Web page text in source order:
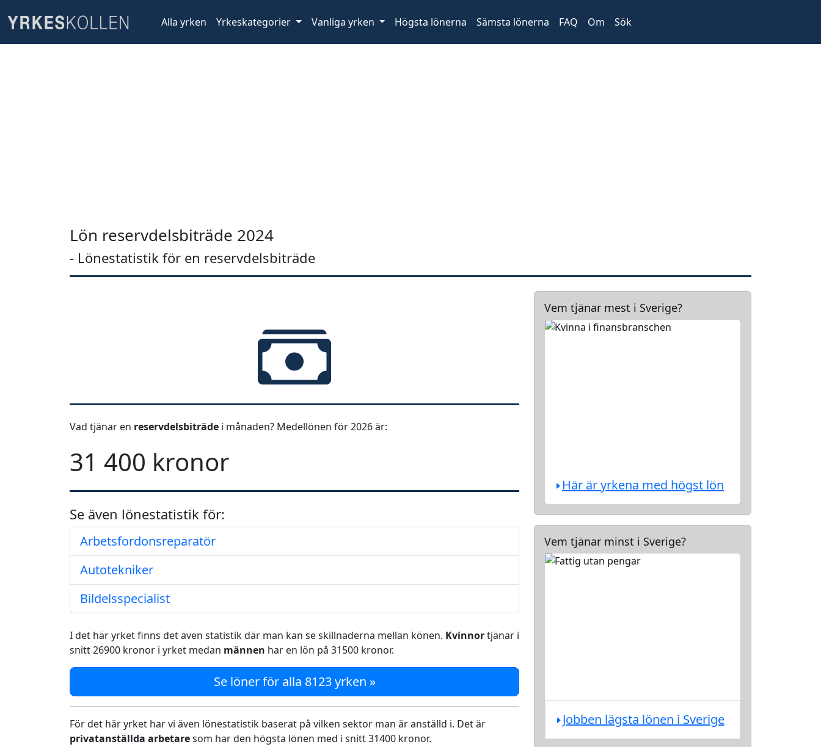
Alla yrken Yrkeskategorier Vanliga yrken Högsta lönerna Sämsta lönerna FAQ Om Sök
Lön reservdelsbiträde 2024
- Lönestatistik för en reservdelsbiträde
Vad tjänar en reservdelsbiträde i månaden? Medellönen för 2026 är:
31 400 kronor
Se även lönestatistik för:
Arbetsfordonsreparatör
Autotekniker
Bildelsspecialist
I det här yrket finns det även statistik där man kan se skillnaderna mellan könen. Kvinnortjänar i
snitt 26900 kronor i yrket medan männen har en lön på 31500 kronor.
Se löner för alla 8123 yrken »
För det här yrket har vi även lönestatistik baserat på vilken sektor man är anställd i. Det är
privatanställda arbetaresom har den högsta lönen med i snitt 31400 kronor.
Vem tjänar mest i Sverige?
Här är yrkena med högst lön
Vem tjänar minst i Sverige?
Jobben lägsta lönen i Sverige